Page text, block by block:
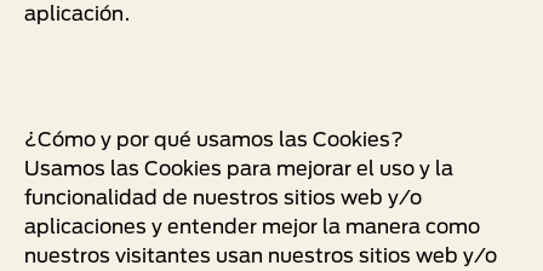
aplicación.
¿Cómo y por qué usamos las Cookies?
Usamos las Cookies para mejorar el uso y la
funcionalidad de nuestros sitios web y/o
aplicaciones y entender mejor la manera como
nuestros visitantes usan nuestros sitios web y/o